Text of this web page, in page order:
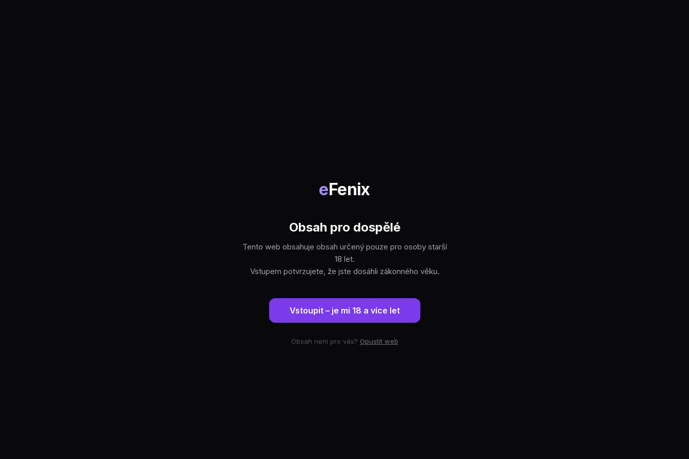
eFenix
Obsah pro dospělé
Tento web obsahuje obsah určený pouze pro osoby starší
18 let.
Vstupem potvrzujete, že jste dosáhli zákonného věku.
Vstoupit – je mi 18 a více let
Obsah není pro vás? Opustit web